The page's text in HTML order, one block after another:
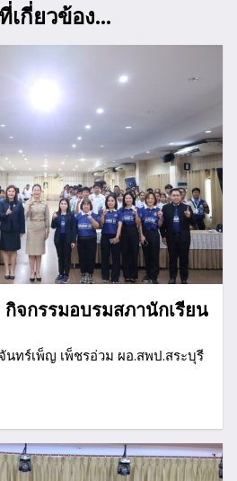
เกี่ยวข้อง...
กิจกรรมอบรมสภานักเรียน
ทร์เพ็ญ เพ็ชรอ่วม ผอ.สพป.สระบุรี